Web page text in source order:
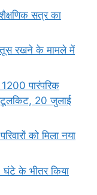
सत्र का
रखने के मामले में
पारंपरिक
टूलकिट, 20 जुलाई
को मिला नया
घंटे के भीतर किया